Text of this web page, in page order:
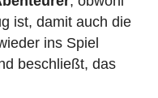
ist, damit auch die
ins Spiel
beschließt, das